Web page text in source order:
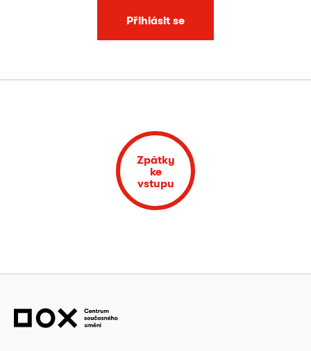
Přihlásit se
Zpátky
ke
vstupu